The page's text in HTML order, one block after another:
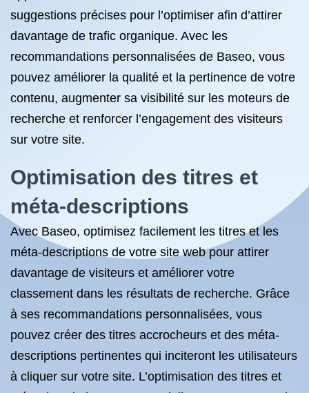
suggestions précises pour l’optimiser afin d’attirer
davantage de trafic organique. Avec les
recommandations personnalisées de Baseo, vous
pouvez améliorer la qualité et la pertinence de votre
contenu, augmenter sa visibilité sur les moteurs de
recherche et renforcer l’engagement des visiteurs
sur votre site.
Optimisation des titres et
méta-descriptions
Avec Baseo, optimisez facilement les titres et les
méta-descriptions de votre site web pour attirer
davantage de visiteurs et améliorer votre
classement dans les résultats de recherche. Grâce
à ses recommandations personnalisées, vous
pouvez créer des titres accrocheurs et des méta-
descriptions pertinentes qui inciteront les utilisateurs
à cliquer sur votre site. L’optimisation des titres et